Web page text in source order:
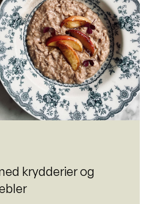
krydderier og